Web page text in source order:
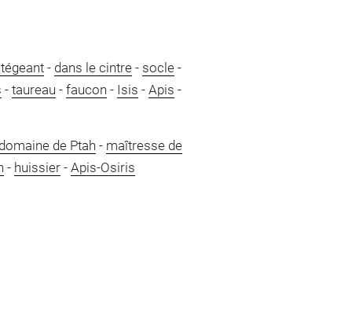
- dans le cintre- socle-
- taureau - faucon - Isis - Apis -
de Ptah - maîtresse de
- huissier- Apis-Osiris